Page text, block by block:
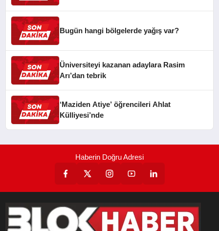
Bugün hangi bölgelerde yağış var?
Üniversiteyi kazanan adaylara Rasim
Arı’dan tebrik
‘Maziden Atiye’ öğrencileri Ahlat
Külliyesi’nde
Haberin Doğru Adresi